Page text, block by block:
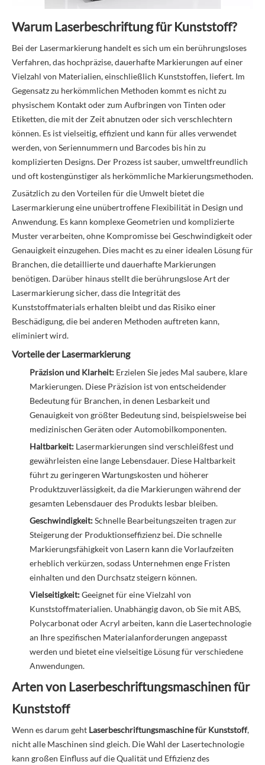
Warum Laserbeschriftung für Kunststoff?
Bei der Lasermarkierung handelt es sich um ein berührungsloses
Verfahren, das hochpräzise, ​​dauerhafte Markierungen auf einer
Vielzahl von Materialien, einschließlich Kunststoffen, liefert. Im
Gegensatz zu herkömmlichen Methoden kommt es nicht zu
physischem Kontakt oder zum Aufbringen von Tinten oder
Etiketten, die mit der Zeit abnutzen oder sich verschlechtern
können. Es ist vielseitig, effizient und kann für alles verwendet
werden, von Seriennummern und Barcodes bis hin zu
komplizierten Designs. Der Prozess ist sauber, umweltfreundlich
und oft kostengünstiger als herkömmliche Markierungsmethoden.
Zusätzlich zu den Vorteilen für die Umwelt bietet die
Lasermarkierung eine unübertroffene Flexibilität in Design und
Anwendung. Es kann komplexe Geometrien und komplizierte
Muster verarbeiten, ohne Kompromisse bei Geschwindigkeit oder
Genauigkeit einzugehen. Dies macht es zu einer idealen Lösung für
Branchen, die detaillierte und dauerhafte Markierungen
benötigen. Darüber hinaus stellt die berührungslose Art der
Lasermarkierung sicher, dass die Integrität des
Kunststoffmaterials erhalten bleibt und das Risiko einer
Beschädigung, die bei anderen Methoden auftreten kann,
eliminiert wird.
Vorteile der Lasermarkierung
Präzision und Klarheit: Erzielen Sie jedes Mal saubere, klare
Markierungen. Diese Präzision ist von entscheidender
Bedeutung für Branchen, in denen Lesbarkeit und
Genauigkeit von größter Bedeutung sind, beispielsweise bei
medizinischen Geräten oder Automobilkomponenten.
Haltbarkeit: Lasermarkierungen sind verschleißfest und
gewährleisten eine lange Lebensdauer. Diese Haltbarkeit
führt zu geringeren Wartungskosten und höherer
Produktzuverlässigkeit, da die Markierungen während der
gesamten Lebensdauer des Produkts lesbar bleiben.
Geschwindigkeit:Schnelle Bearbeitungszeiten tragen zur
Steigerung der Produktionseffizienz bei. Die schnelle
Markierungsfähigkeit von Lasern kann die Vorlaufzeiten
erheblich verkürzen, sodass Unternehmen enge Fristen
einhalten und den Durchsatz steigern können.
Vielseitigkeit:Geeignet für eine Vielzahl von
Kunststoffmaterialien. Unabhängig davon, ob Sie mit ABS,
Polycarbonat oder Acryl arbeiten, kann die Lasertechnologie
an Ihre spezifischen Materialanforderungen angepasst
werden und bietet eine vielseitige Lösung für verschiedene
Anwendungen.
Arten von Laserbeschriftungsmaschinen für
Kunststoff
Wenn es darum geht Laserbeschriftungsmaschine für Kunststoff,
nicht alle Maschinen sind gleich. Die Wahl der Lasertechnologie
kann großen Einfluss auf die Qualität und Effizienz des